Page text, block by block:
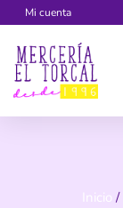
Mi cuenta
Inicio /